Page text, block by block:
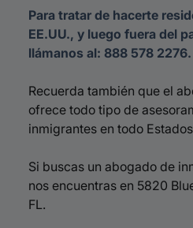
Para tratar de hacerte
EE.UU., y luego fuera del
llámanos al: 888 578 2276.
Recuerda también que el
ofrece todo tipo de
inmigrantes en todo
Si buscas un abogado de
nos encuentras en 5820
FL.